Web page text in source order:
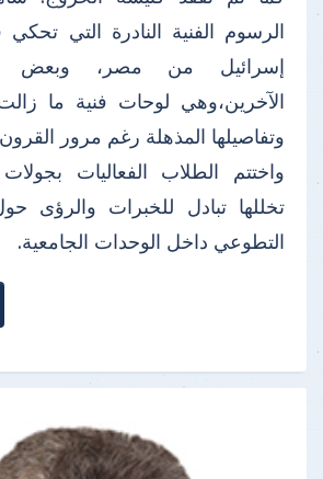
الرسوم الفنية النادرة التي
إسرائيل من مصر، وبعض
الآخرين،وهي لوحات فنية ما زالت
وتفاصيلها المذهلة رغم مرور
واختتم الطلاب الفعاليات
تخللها تبادل للخبرات والرؤى
التطوعي داخل الوحدات الجامعية.